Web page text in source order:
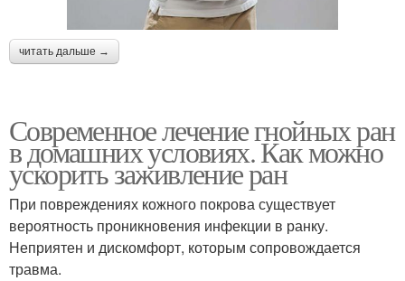
читать дальше →
Современное лечение гнойных ран
в домашних условиях. Как можно
ускорить заживление ран
При повреждениях кожного покрова существует
вероятность проникновения инфекции в ранку.
Неприятен и дискомфорт, которым сопровождается
травма.